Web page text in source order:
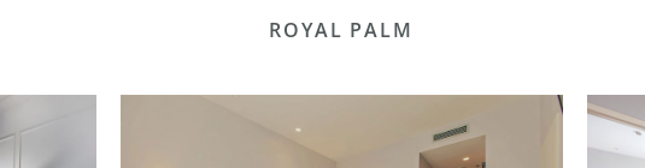
ROYAL PALM